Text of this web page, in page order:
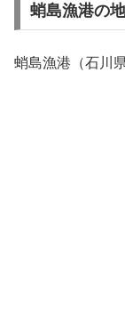
蛸島漁港の
蛸島漁港（石川